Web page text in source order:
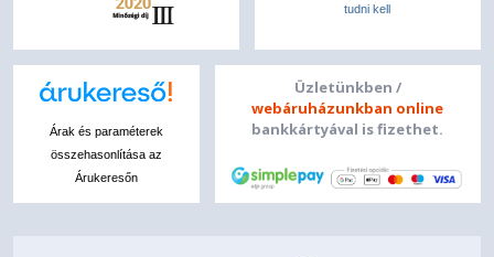
tudni kell
Árak és paraméterek
összehasonlítása az
Árukeresőn
Üzletünkben /
webáruházunkban online
bankkártyával is fizethet.